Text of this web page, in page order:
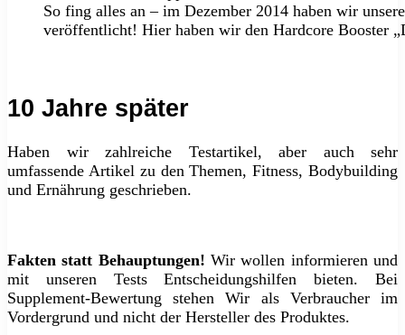
So fing alles an – im Dezember 2014 haben wir
veröffentlicht! Hier haben wir den Hardcore Booster
10 Jahre später
Haben wir zahlreiche Testartikel, aber auch sehr
umfassende Artikel zu den Themen, Fitness, Bodybuilding
und Ernährung geschrieben.
Fakten statt Behauptungen! Wir wollen informieren und
mit unseren Tests Entscheidungshilfen bieten. Bei
Supplement-Bewertung stehen Wir als Verbraucher im
Vordergrund und nicht der Hersteller des Produktes.